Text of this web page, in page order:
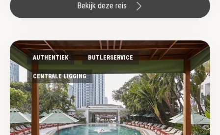
Bekijk deze reis
AUTHENTIEK BUTLERSERVICE
CENTRALE LIGGING